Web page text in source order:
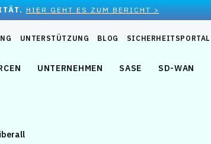
HIER GEHT ES ZUM BERICHT >
UNTERSTÜTZUNG BLOG SICHERHEITSPORTAL
UNTERNEHMEN SASE SD-WAN